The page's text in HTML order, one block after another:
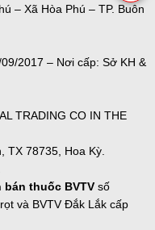
– Xã Hòa Phú – TP. Buôn
2017 – Nơi cấp: Sở KH &
TRADING CO IN THE
TX 78735, Hoa Kỳ.
thuốc BVTV số
và BVTV Đắk Lắk cấp